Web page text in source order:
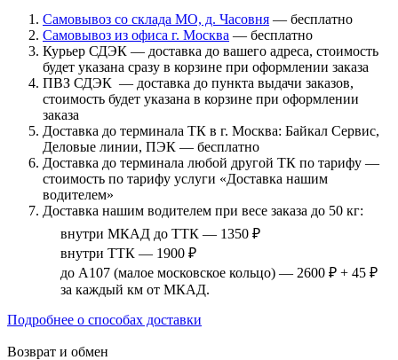
Самовывоз со склада МО, д. Часовня — бесплатно
Самовывоз из офиса г. Москва — бесплатно
Курьер СДЭК — доставка до вашего адреса, стоимость
будет указана сразу в корзине при оформлении заказа
ПВЗ СДЭК — доставка до пункта выдачи заказов,
стоимость будет указана в корзине при оформлении
заказа
Доставка до терминала ТК в г. Москва: Байкал Сервис,
Деловые линии, ПЭК — бесплатно
Доставка до терминала любой другой ТК по тарифу —
стоимость по тарифу услуги «Доставка нашим
водителем»
Доставка нашим водителем при весе заказа до 50 кг:
внутри МКАД до ТТК — 1350 ₽
внутри ТТК — 1900 ₽
до А107 (малое московское кольцо) — 2600 ₽ + 45 ₽
за каждый км от МКАД.
Подробнее о способах доставки
Возврат и обмен